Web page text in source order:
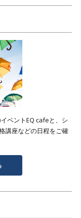
ベントEQ cafeと、シ
講座などの日程をご確